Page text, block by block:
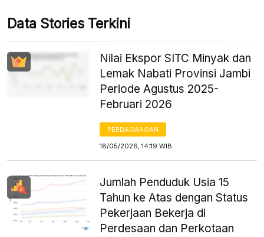
Data Stories Terkini
Nilai Ekspor SITC Minyak dan
Lemak Nabati Provinsi Jambi
Periode Agustus 2025-
Februari 2026
PERDAGANGAN
18/05/2026, 14:19 WIB
Jumlah Penduduk Usia 15
Tahun ke Atas dengan Status
Pekerjaan Bekerja di
Perdesaan dan Perkotaan